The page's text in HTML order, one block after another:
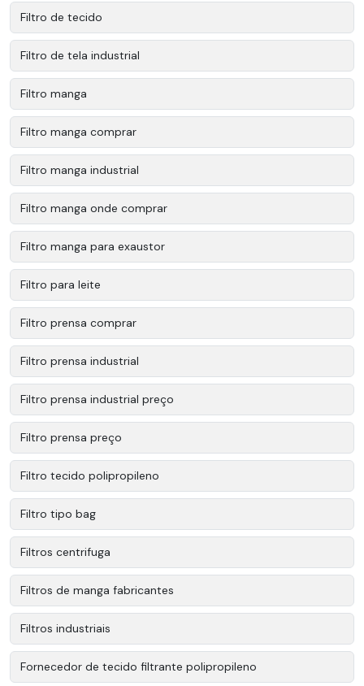
Filtro de tecido
Filtro de tela industrial
Filtro manga
Filtro manga comprar
Filtro manga industrial
Filtro manga onde comprar
Filtro manga para exaustor
Filtro para leite
Filtro prensa comprar
Filtro prensa industrial
Filtro prensa industrial preço
Filtro prensa preço
Filtro tecido polipropileno
Filtro tipo bag
Filtros centrifuga
Filtros de manga fabricantes
Filtros industriais
Fornecedor de tecido filtrante polipropileno